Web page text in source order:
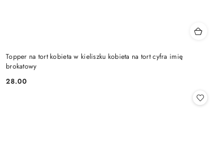
Topper na tort kobieta w kieliszku kobieta na tort cyfra imię
brokatowy
Cena:
28.00